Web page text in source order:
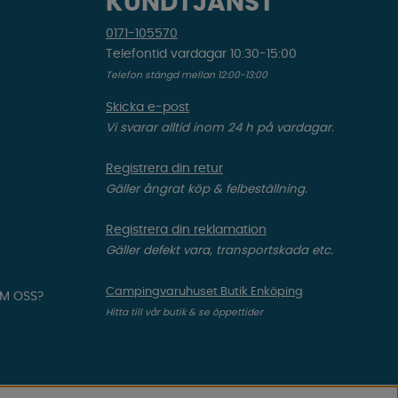
OSS?
0171-105570
Telefontid vardagar 10:30-15:00
Telefon stängd mellan 12:00-13:00
Skicka e-post
Vi svarar alltid inom 24 h på vardagar.
Registrera din retur
Gäller ångrat köp & felbeställning.
Registrera din reklamation
Gäller defekt vara, transportskada etc.
Campingvaruhuset Butik Enköping
Hitta till vår butik & se öppettider